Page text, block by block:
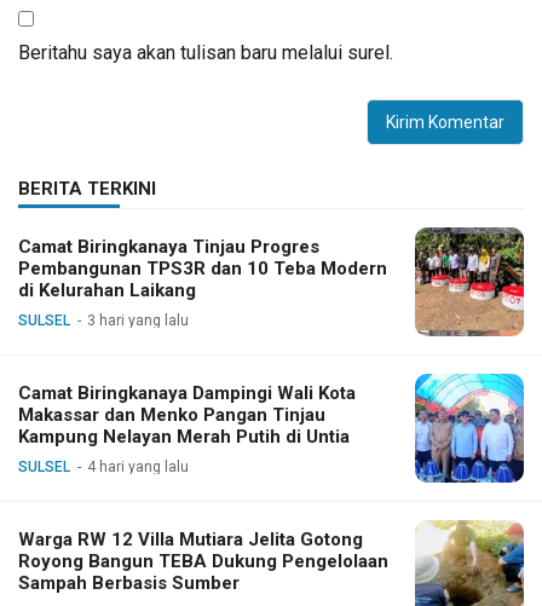
Beritahu saya akan tulisan baru melalui surel.
BERITA TERKINI
Camat Biringkanaya Tinjau Progres
Pembangunan TPS3R dan 10 Teba Modern
di Kelurahan Laikang
SULSEL 3 hari yang lalu
Camat Biringkanaya Dampingi Wali Kota
Makassar dan Menko Pangan Tinjau
Kampung Nelayan Merah Putih di Untia
SULSEL 4 hari yang lalu
Warga RW 12 Villa Mutiara Jelita Gotong
Royong Bangun TEBA Dukung Pengelolaan
Sampah Berbasis Sumber